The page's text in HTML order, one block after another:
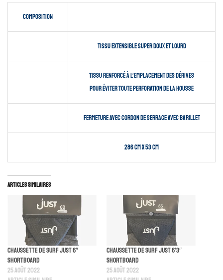
Composition
tissu extensible super doux et lourd
tissu renforcé à l’emplacement des dérives
pour éviter toute perforation de la housse
fermeture avec cordon de serrage avec barillet
286 cm X 53 cm
Articles similaires
Chaussette De Surf Just 6″
Shortboard
25 août 2022
Chaussette De Surf Just 6’3″
Shortboard
25 août 2022